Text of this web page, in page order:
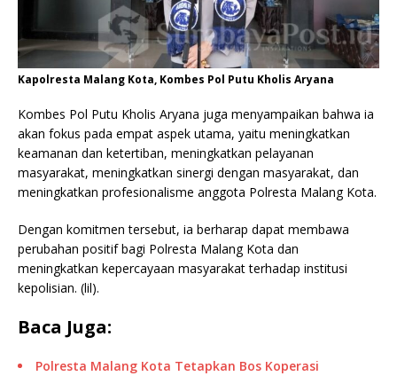
Kapolresta Malang Kota, Kombes Pol Putu Kholis Aryana
Kombes Pol Putu Kholis Aryana juga menyampaikan bahwa ia
akan fokus pada empat aspek utama, yaitu meningkatkan
keamanan dan ketertiban, meningkatkan pelayanan
masyarakat, meningkatkan sinergi dengan masyarakat, dan
meningkatkan profesionalisme anggota Polresta Malang Kota.
Dengan komitmen tersebut, ia berharap dapat membawa
perubahan positif bagi Polresta Malang Kota dan
meningkatkan kepercayaan masyarakat terhadap institusi
kepolisian. (lil).
Baca Juga:
Polresta Malang Kota Tetapkan Bos Koperasi